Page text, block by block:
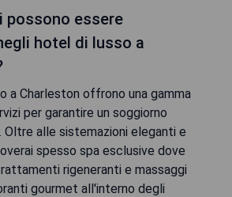
possono essere
hotel di lusso a
a Charleston offrono una gamma
per garantire un soggiorno
Oltre alle sistemazioni eleganti e
spesso spa esclusive dove
rigeneranti e massaggi
gourmet all'interno degli